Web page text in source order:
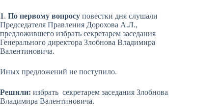
1. По первому вопросу повестки дня слушали
Председателя Правления Дорохова А.Л.,
предложившего избрать секретарем заседания
Генерального директора Злобнова Владимира
Валентиновича.
Иных предложений не поступило.
Решили: избрать секретарем заседания Злобнова
Владимира Валентиновича.